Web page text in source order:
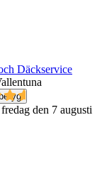
Däckservice
fredag den 7 augusti